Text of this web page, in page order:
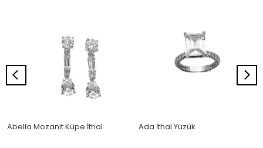
Abella Mozanit Küpe İthal Ada İthal Yüzük